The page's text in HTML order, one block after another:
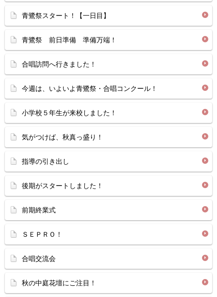
青鷺祭スタート！【一日目】
青鷺祭 前日準備 準備万端！
合唱訪問へ行きました！
今週は、いよいよ青鷺祭・合唱コンクール！
小学校５年生が来校しました！
気がつけば、秋真っ盛り！
指導の引き出し
後期がスタートしました！
前期終業式
ＳＥＰＲＯ！
合唱交流会
秋の中庭花壇にご注目！